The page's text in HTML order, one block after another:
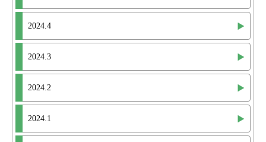
2024.4
2024.3
2024.2
2024.1